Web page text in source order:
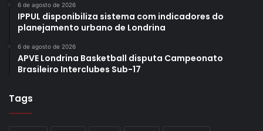
6 de agosto de 2026
IPPUL disponibiliza sistema com indicadores do
planejamento urbano de Londrina
6 de agosto de 2026
APVE Londrina Basketball disputa Campeonato
Brasileiro Interclubes Sub-17
Tags